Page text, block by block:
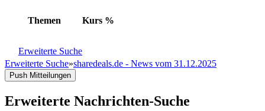
Themen Kurs %
Erweiterte Suche
Erweiterte Suche»sharedeals.de - News vom 31.12.2025
Push Mitteilungen
Erweiterte Nachrichten-Suche